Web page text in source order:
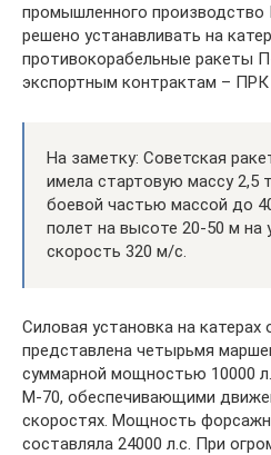
промышленного
решено устанавливать на
противокорабельные ракеты
экспортным контрактам –
На заметку: Советская
имела стартовую массу
боевой частью массой до
полет на высоте 20-50 м на
скорость 320 м/с.
Силовая установка на катерах
представлена четырьмя
суммарной мощностью 10000
М-70, обеспечивающими
скоростях. Мощность
составляла 24000 л.с. При